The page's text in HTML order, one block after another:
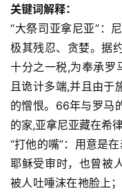
关键词解释：
“大祭司亚拿尼亚”：
极其残忍、贪婪。据
十分之一税,为奉承罗
且诡计多端,并且由于
的憎恨。66年与罗马
的家,亚拿尼亚藏在希
“打他的嘴”：用意是
耶稣受审时，也曾被
被人吐唾沫在祂脸上